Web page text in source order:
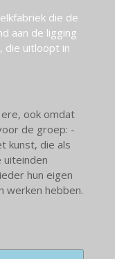
die de
aan de ligging
die uitloopt in
ook omdat
de groep: -
kunst, die als
uiteinden
hun eigen
werken hebben.